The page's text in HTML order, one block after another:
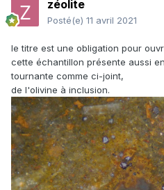
zéolite
Posté(e) 11 avril 2021
le titre est une obligation pour
cette échantillon présente aussi
tournante comme ci-joint,
de l'olivine à inclusion.